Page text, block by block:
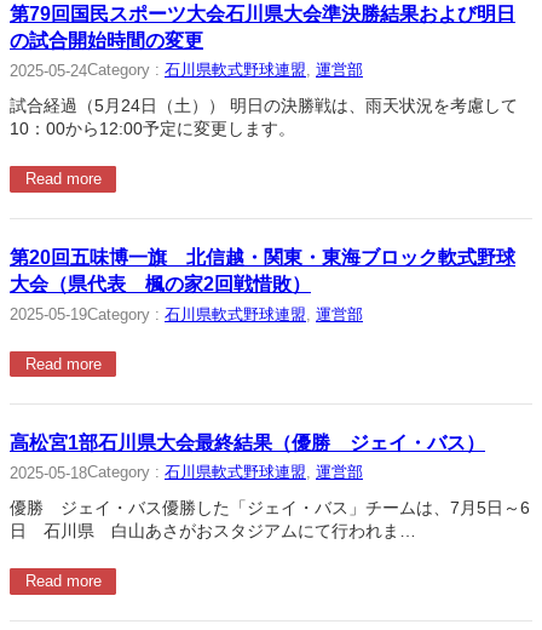
第79回国民スポーツ大会石川県大会準決勝結果および明日
の試合開始時間の変更
2025-05-24Category : 石川県軟式野球連盟, 運営部
試合経過（5月24日（土）） 明日の決勝戦は、雨天状況を考慮して
10：00から12:00予定に変更します。
Read more
第20回五味博一旗 北信越・関東・東海ブロック軟式野球
大会（県代表 楓の家2回戦惜敗）
2025-05-19Category : 石川県軟式野球連盟 運営部
Read more
高松宮1部石川県大会最終結果（優勝 ジェイ・バス）
2025-05-18Category : 石川県軟式野球連盟, 運営部
優勝 ジェイ・バス優勝した「ジェイ・バス」チームは、7月5日～6
日 石川県 白山あさがおスタジアムにて行われま…
Read more